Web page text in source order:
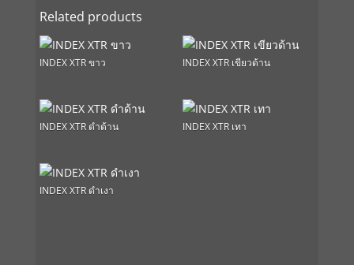
Related products
INDEX XTR ขาว INDEX XTR เขียวด้าน
INDEX XTR ดำด้าน INDEX XTR เทา
INDEX XTR ดำเงา